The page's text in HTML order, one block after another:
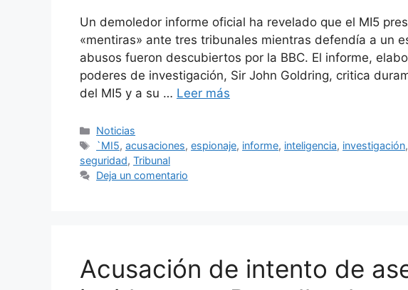
Un demoledor informe oficial ha revelado que el MI5
«mentiras» ante tres tribunales mientras defendía a un
abusos fueron descubiertos por la BBC. El informe,
poderes de investigación, Sir John Goldring, critica
del MI5 y a su … Leer más
Categorías
Noticias
Etiquetas
`MI5,acusaciones,espionaje, informe, inteligencia, investigación
seguridad, Tribunal
Deja un comentario
Acusación de intento de